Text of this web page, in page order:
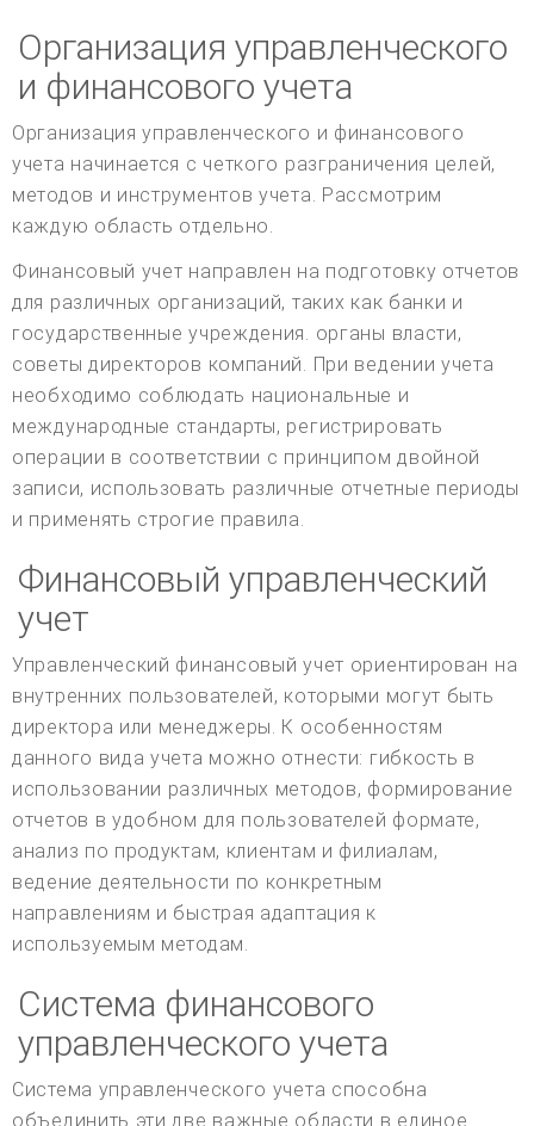
Организация управленческого
и финансового учета
Организация управленческого и финансового
учета начинается с четкого разграничения целей,
методов и инструментов учета. Рассмотрим
каждую область отдельно.
Финансовый учет направлен на подготовку отчетов
для различных организаций, таких как банки и
государственные учреждения. органы власти,
советы директоров компаний. При ведении учета
необходимо соблюдать национальные и
международные стандарты, регистрировать
операции в соответствии с принципом двойной
записи, использовать различные отчетные периоды
и применять строгие правила.
Финансовый управленческий
учет
Управленческий финансовый учет ориентирован на
внутренних пользователей, которыми могут быть
директора или менеджеры. К особенностям
данного вида учета можно отнести: гибкость в
использовании различных методов, формирование
отчетов в удобном для пользователей формате,
анализ по продуктам, клиентам и филиалам,
ведение деятельности по конкретным
направлениям и быстрая адаптация к
используемым методам.
Система финансового
управленческого учета
Система управленческого учета способна
объединить эти две важные области в единое